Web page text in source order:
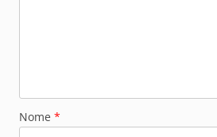
Nome *